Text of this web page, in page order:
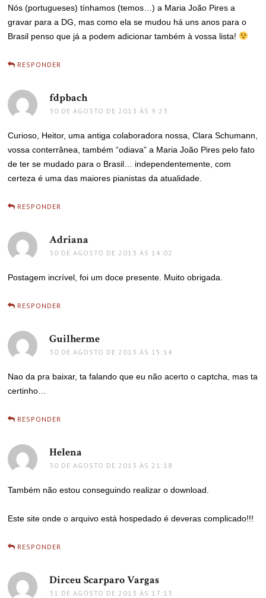
Nós (portugueses) tínhamos (temos…) a Maria João Pires a
gravar para a DG, mas como ela se mudou há uns anos para o
Brasil penso que já a podem adicionar também à vossa lista!
RESPONDER
fdpbachdisse:
30 DE AGOSTO DE 2013 ÀS 9:23
Curioso, Heitor, uma antiga colaboradora nossa, Clara Schumann,
vossa conterrânea, também “odiava” a Maria João Pires pelo fato
de ter se mudado para o Brasil… independentemente, com
certeza é uma das maiores pianistas da atualidade.
RESPONDER
Adriana
30 DE AGOSTO DE 2013 ÀS 14:02
Postagem incrível, foi um doce presente. Muito obrigada.
RESPONDER
Guilherme
30 DE AGOSTO DE 2013 ÀS 15:14
Nao da pra baixar, ta falando que eu não acerto o captcha, mas ta
certinho…
RESPONDER
Helena
30 DE AGOSTO DE 2013 ÀS 21:18
Também não estou conseguindo realizar o download.
Este site onde o arquivo está hospedado é deveras complicado!!!
RESPONDER
Dirceu Scarparo Vargas
31 DE AGOSTO DE 2013 ÀS 17:13